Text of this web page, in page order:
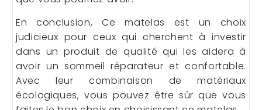
En conclusion, Ce matelas est un choix
judicieux pour ceux qui cherchent à investir
dans un produit de qualité qui les aidera à
avoir un sommeil réparateur et confortable.
Avec leur combinaison de matériaux
écologiques, vous pouvez être sûr que vous